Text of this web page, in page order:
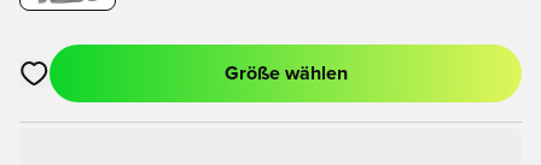
Öffnet ein neues Fenster zum Anmelden oder Registrieren
Größe wählen